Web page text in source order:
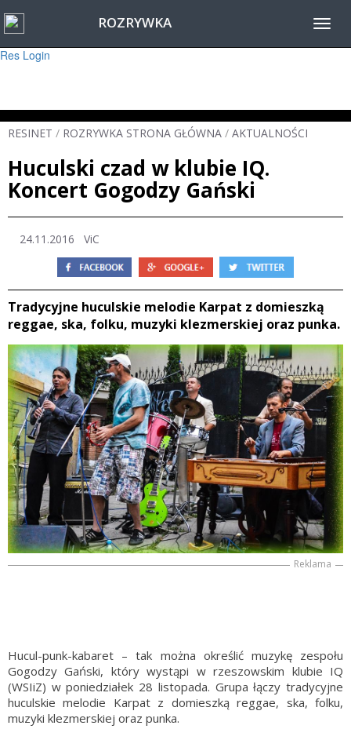
Warning
: session_start(): Failed to read session data: user (path: ) in
Res Login
ROZRYWKA
RESINET / ROZRYWKA STRONA GŁÓWNA / AKTUALNOŚCI
Huculski czad w klubie IQ.
Koncert Gogodzy Gański
24.11.2016 ViC
Tradycyjne huculskie melodie Karpat z domieszką
reggae, ska, folku, muzyki klezmerskiej oraz punka.
Reklama
Hucul-punk-kabaret – tak można określić muzykę zespołu
Gogodzy Gański, który wystąpi w rzeszowskim klubie IQ
(WSIiZ) w poniedziałek 28 listopada. Grupa łączy tradycyjne
huculskie melodie Karpat z domieszką reggae, ska, folku,
muzyki klezmerskiej oraz punka.